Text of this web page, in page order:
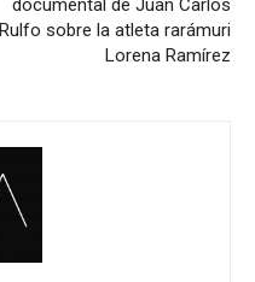
documental de Juan Carlos
Rulfo sobre la atleta rarámuri
Lorena Ramírez